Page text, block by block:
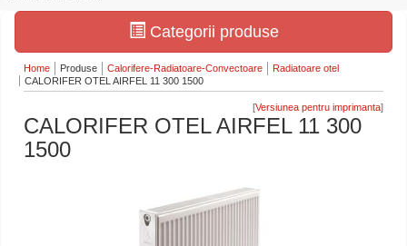
Categorii produse
Home Produse Calorifere-Radiatoare-Convectoare
Radiatoare otel
CALORIFER OTEL AIRFEL 11 300 1500
[ ]
CALORIFER OTEL AIRFEL 11 300
1500